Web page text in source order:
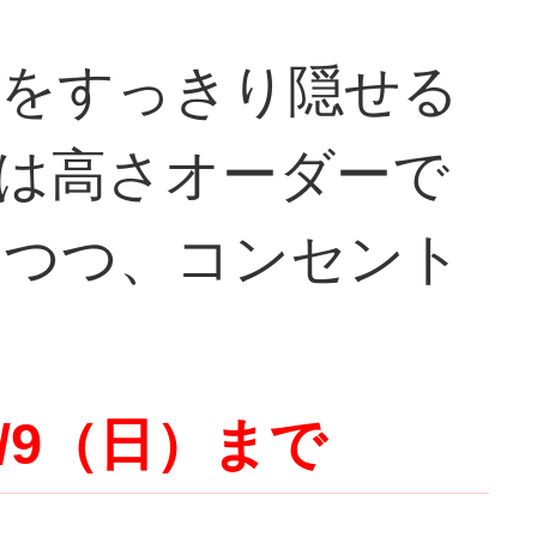
すっきり隠せる
高さオーダーで
つ、コンセント
（日）まで